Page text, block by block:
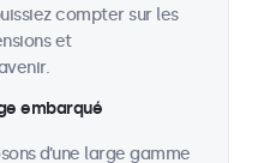
compter sur les
et
embarqué
d’une large gamme